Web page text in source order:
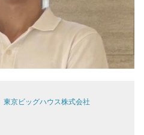
東京ビッグハウス株式会社